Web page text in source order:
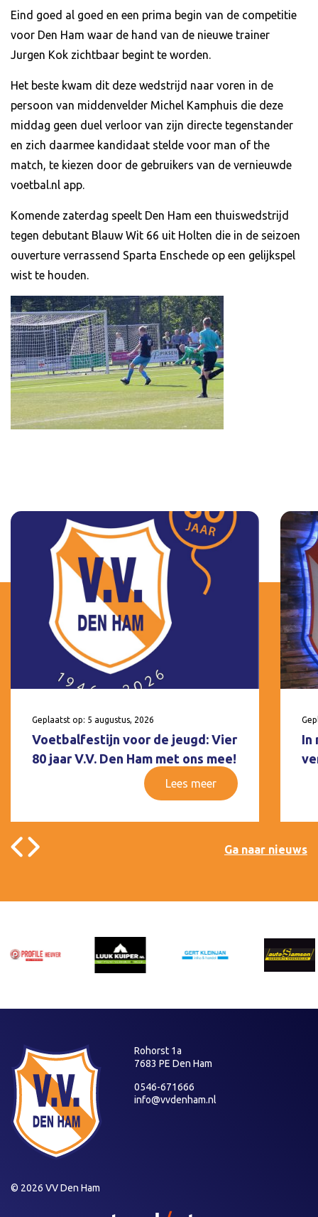
Eind goed al goed en een prima begin van de competitie
voor Den Ham waar de hand van de nieuwe trainer
Jurgen Kok zichtbaar begint te worden.
Het beste kwam dit deze wedstrijd naar voren in de
persoon van middenvelder Michel Kamphuis die deze
middag geen duel verloor van zijn directe tegenstander
en zich daarmee kandidaat stelde voor man of the
match, te kiezen door de gebruikers van de vernieuwde
voetbal.nl app.
Komende zaterdag speelt Den Ham een thuiswedstrijd
tegen debutant Blauw Wit 66 uit Holten die in de seizoen
ouverture verrassend Sparta Enschede op een gelijkspel
wist te houden.
Geplaatst op: 5 augustus, 2026
Voetbalfestijn voor de jeugd: Vier
80 jaar V.V. Den Ham met ons mee!
Lees meer
In
Ga naar nieuws
Rohorst 1a
7683 PE Den Ham
0546-671666
info@vvdenham.nl
© 2026 VV Den Ham